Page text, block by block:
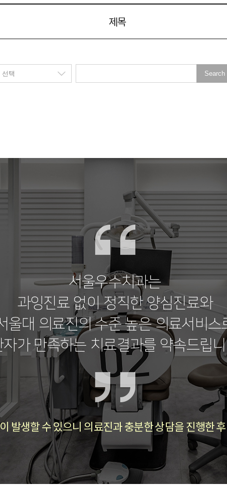
제목
서울우수치과는
과잉진료 없이 정직한 양심진료와
울대 의료진의 수준 높은 의료서비스
자가 만족하는 치료결과를 약속드립
발생할 수 있으니 의료진과 충분한 상담을 진행한